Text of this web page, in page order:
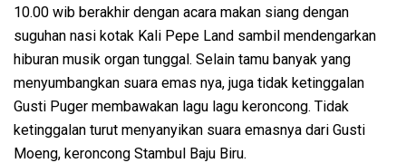
10.00 wib berakhir dengan acara makan siang dengan
suguhan nasi kotak Kali Pepe Land sambil mendengarkan
hiburan musik organ tunggal. Selain tamu banyak yang
menyumbangkan suara emas nya, juga tidak ketinggalan
Gusti Puger membawakan lagu lagu keroncong. Tidak
ketinggalan turut menyanyikan suara emasnya dari Gusti
Moeng, keroncong Stambul Baju Biru.